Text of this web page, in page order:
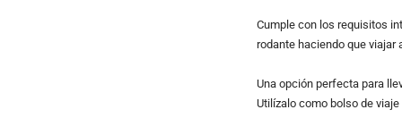
Cumple con los requisitos
rodante haciendo que viajar
Una opción perfecta para
Utilízalo como bolso de